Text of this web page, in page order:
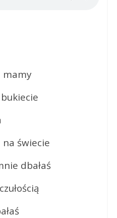
mamy
świecie
dbałaś